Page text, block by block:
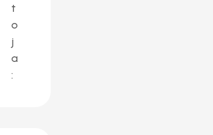
t
o
j
a
: